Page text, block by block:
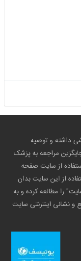
داشته و توصیه
مراجعه به پزشک
از سایت صفحه
از این سایت بدان
را مطالعه کرده و به
و نشانی اینترنتی سایت